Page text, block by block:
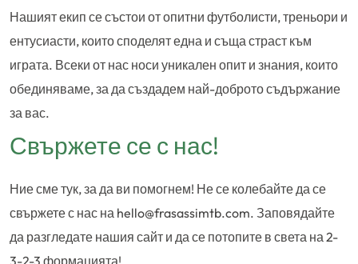
Нашият екип се състои от опитни футболисти, треньори и
ентусиасти, които споделят една и съща страст към
играта. Всеки от нас носи уникален опит и знания, които
обединяваме, за да създадем най-доброто съдържание
за вас.
Свържете се с нас!
Ние сме тук, за да ви помогнем! Не се колебайте да се
свържете с нас на hello@frasassimtb.com. Заповядайте
да разгледате нашия сайт и да се потопите в света на 2-
3-2-3 формацията!